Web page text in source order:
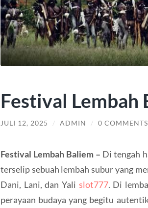
Festival Lembah
JULI 12, 2025 / ADMIN / 0 COMMENTS
Festival Lembah Baliem – Di tengah
terselip sebuah lembah subur yang
Dani, Lani, dan Yali slot777. Di
perayaan budaya yang begitu